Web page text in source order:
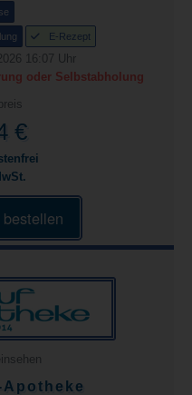
E-Rezept
16:07 Uhr
oder Selbstabholung
€